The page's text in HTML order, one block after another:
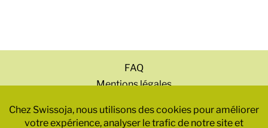
FAQ
Mentions légales
CGV